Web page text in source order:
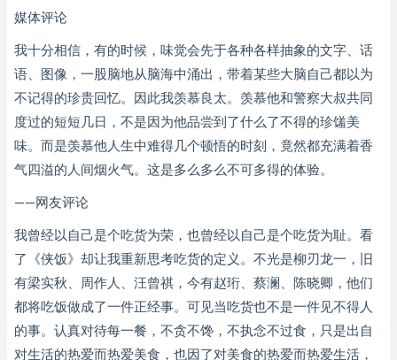
媒体评论
我十分相信，有的时候，味觉会先于各种各样抽象的文字、话
语、图像，一股脑地从脑海中涌出，带着某些大脑自己都以为
不记得的珍贵回忆。因此我羡慕良太。羡慕他和警察大叔共同
度过的短短几日，不是因为他品尝到了什么了不得的珍馐美
味。而是羡慕他人生中难得几个顿悟的时刻，竟然都充满着香
气四溢的人间烟火气。这是多么多么不可多得的体验。
——网友评论
我曾经以自己是个吃货为荣，也曾经以自己是个吃货为耻。看
了《侠饭》却让我重新思考吃货的定义。不光是柳刃龙一，旧
有梁实秋、周作人、汪曾祺，今有赵珩、蔡澜、陈晓卿，他们
都将吃饭做成了一件正经事。可见当吃货也不是一件见不得人
的事。认真对待每一餐，不贪不馋，不执念不过食，只是出自
对生活的热爱而热爱美食，也因了对美食的热爱而热爱生活，